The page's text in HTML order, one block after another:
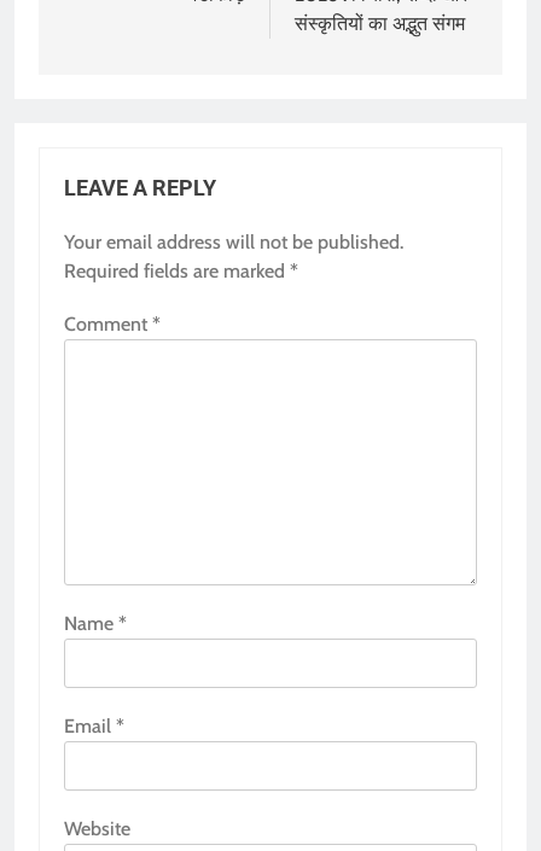
संस्कृतियों का अद्भुत संगम
LEAVE A REPLY
Your email address will not be published.
Required fields are marked *
Comment *
Name *
Email *
Website